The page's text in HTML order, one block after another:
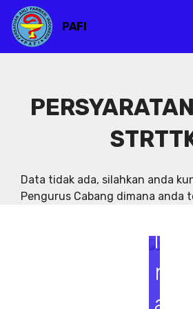
PAFI
Data tidak ada, silahkan anda
Pengurus Cabang dimana anda
S
e
m
i
n
a